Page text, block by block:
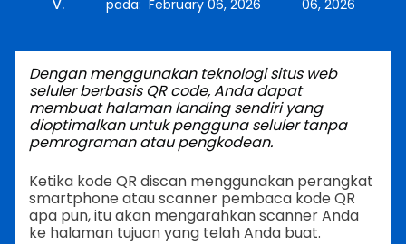
V.
pada:February 06, 2026
06, 2026
Dengan menggunakan teknologi situs web
seluler berbasis QR code, Anda dapat
membuat halaman landing sendiri yang
dioptimalkan untuk pengguna seluler tanpa
pemrograman atau pengkodean.
Ketika kode QR discan menggunakan perangkat
smartphone atau scanner pembaca kode QR
apa pun, itu akan mengarahkan scanner Anda
ke halaman tujuan yang telah Anda buat.